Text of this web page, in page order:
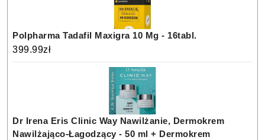
Polpharma Tadafil Maxigra 10 Mg - 16tabl.
399.99zł
Dr Irena Eris Clinic Way Nawilżanie, Dermokrem
Nawilżająco-Łagodzący - 50 ml + Dermokrem